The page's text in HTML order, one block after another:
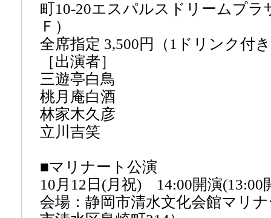
町10-20エスパルスドリームプラ
Ｆ）
全席指定 3,500円（1ドリンク付
［出演者］
三遊亭白鳥
桃月庵白酒
林家木久彦
立川吉笑
■マリナート公演
10月12日(月祝) 14:00開演(13:00
会場：静岡市清水文化会館マリ